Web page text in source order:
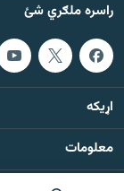
راسره ملګري شئ
اړيکه
معلومات